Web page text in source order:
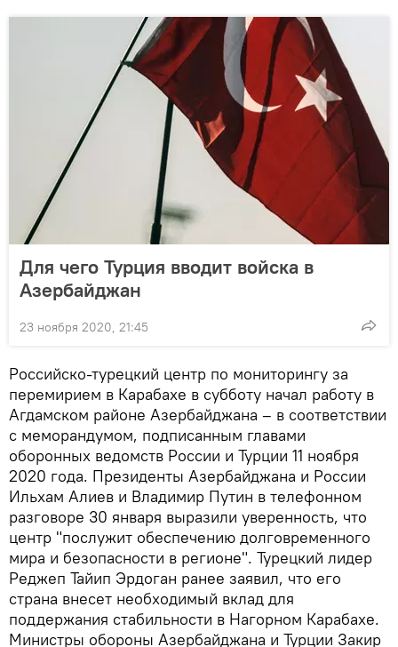
Для чего Турция вводит войска в
Азербайджан
23 ноября 2020, 21:45
Российско-турецкий центр по мониторингу за
перемирием в Карабахе в субботу начал работу в
Агдамском районе Азербайджана – в соответствии
с меморандумом, подписанным главами
оборонных ведомств России и Турции 11 ноября
2020 года. Президенты Азербайджана и России
Ильхам Алиев и Владимир Путин в телефонном
разговоре 30 января выразили уверенность, что
центр "послужит обеспечению долговременного
мира и безопасности в регионе". Турецкий лидер
Реджеп Тайип Эрдоган ранее заявил, что его
страна внесет необходимый вклад для
поддержания стабильности в Нагорном Карабахе.
Министры обороны Азербайджана и Турции Закир